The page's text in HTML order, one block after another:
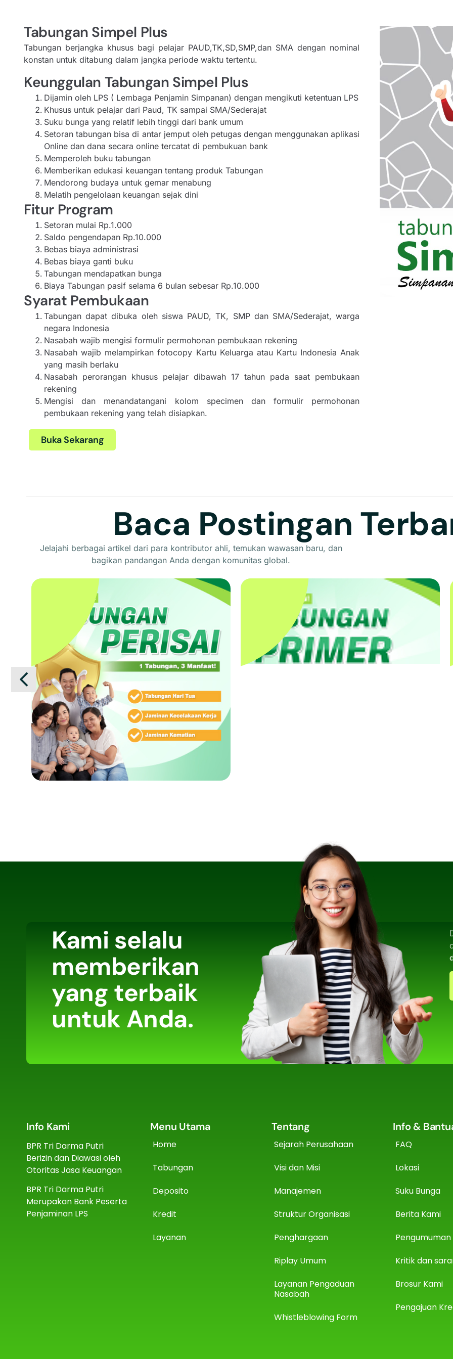
Tabungan Simpel Plus
Tabungan berjangka khusus bagi pelajar PAUD,TK,SD,SMP,dan SMA dengan nominal
konstan untuk ditabung dalam jangka periode waktu tertentu.
Keunggulan Tabungan Simpel Plus
Dijamin oleh LPS ( Lembaga Penjamin Simpanan) dengan mengikuti ketentuan LPS
Khusus untuk pelajar dari Paud, TK sampai SMA/Sederajat
Suku bunga yang relatif lebih tinggi dari bank umum
Setoran tabungan bisa di antar jemput oleh petugas dengan menggunakan aplikasi
Online dan dana secara online tercatat di pembukuan bank
Memperoleh buku tabungan
Memberikan edukasi keuangan tentang produk Tabungan
Mendorong budaya untuk gemar menabung
Melatih pengelolaan keuangan sejak dini
Fitur Program
Setoran mulai Rp.1.000
Saldo pengendapan Rp.10.000
Bebas biaya administrasi
Bebas biaya ganti buku
Tabungan mendapatkan bunga
Biaya Tabungan pasif selama 6 bulan sebesar Rp.10.000
Syarat Pembukaan
Tabungan dapat dibuka oleh siswa PAUD, TK, SMP dan SMA/Sederajat, warga
negara Indonesia
Nasabah wajib mengisi formulir permohonan pembukaan rekening
Nasabah wajib melampirkan fotocopy Kartu Keluarga atau Kartu Indonesia Anak
yang masih berlaku
Nasabah perorangan khusus pelajar dibawah 17 tahun pada saat pembukaan
rekening
Mengisi dan menandatangani kolom specimen dan formulir permohonan
pembukaan rekening yang telah disiapkan.
Buka Sekarang
Baca Postingan
Jelajahi berbagai artikel dari para kontributor ahli, temukan wawasan baru, dan
bagikan pandangan Anda dengan komunitas global.
Tabungan Perisai
Tabungan Perisai: Tabungan dengan 3
manfaat sekaligus yaitu Tabungan Hari Tua,
Tercover Jaminan Kecelakaan Kerja dan
Jaminan Kematian
Tabungan Primer
Kami selalu
memberikan
yang terbaik
untuk Anda.
Info Kami
BPR Tri Darma Putri
Berizin dan Diawasi oleh
Otoritas Jasa Keuangan
BPR Tri Darma Putri
Merupakan Bank Peserta
Penjaminan LPS
Menu Utama
Home
Tabungan
Deposito
Kredit
Layanan
Tentang
Sejarah Perusahaan
Visi dan Misi
Manajemen
Struktur Organisasi
Penghargaan
Riplay Umum
Layanan Pengaduan
Nasabah
Whistleblowing Form
Info &
FAQ
Lokasi
Suku Bunga
Berita Kami
Pengumuman
Kritik dan
Brosur Kami
Pengajuan